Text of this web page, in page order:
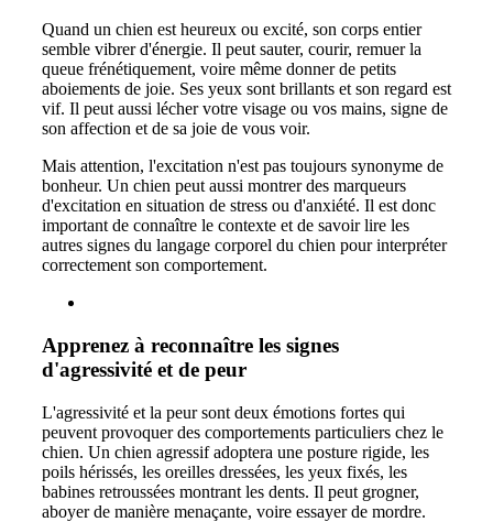
Quand un chien est heureux ou excité, son corps entier
semble vibrer d'énergie. Il peut sauter, courir, remuer la
queue frénétiquement, voire même donner de petits
aboiements de joie. Ses yeux sont brillants et son regard est
vif. Il peut aussi lécher votre visage ou vos mains, signe de
son affection et de sa joie de vous voir.
Mais attention, l'excitation n'est pas toujours synonyme de
bonheur. Un chien peut aussi montrer des marqueurs
d'excitation en situation de stress ou d'anxiété. Il est donc
important de connaître le contexte et de savoir lire les
autres signes du langage corporel du chien pour interpréter
correctement son comportement.
Apprenez à reconnaître les signes
d'agressivité et de peur
L'agressivité et la peur sont deux émotions fortes qui
peuvent provoquer des comportements particuliers chez le
chien. Un chien agressif adoptera une posture rigide, les
poils hérissés, les oreilles dressées, les yeux fixés, les
babines retroussées montrant les dents. Il peut grogner,
aboyer de manière menaçante, voire essayer de mordre.